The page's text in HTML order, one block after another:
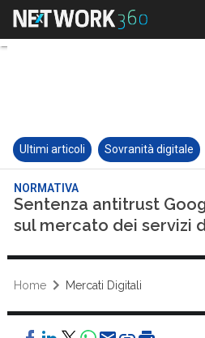
Ultimi articoli Sovranità digitale
NORMATIVA
Sentenza antitrust
sul mercato dei servizi
Home Mercati Digitali